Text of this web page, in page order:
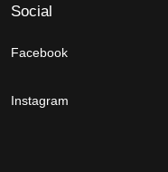
Social
Facebook
Instagram